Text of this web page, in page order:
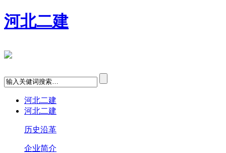
河北二建
河北二建
河北二建
历史沿革
企业简介